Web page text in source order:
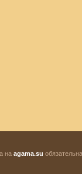
на agama.su